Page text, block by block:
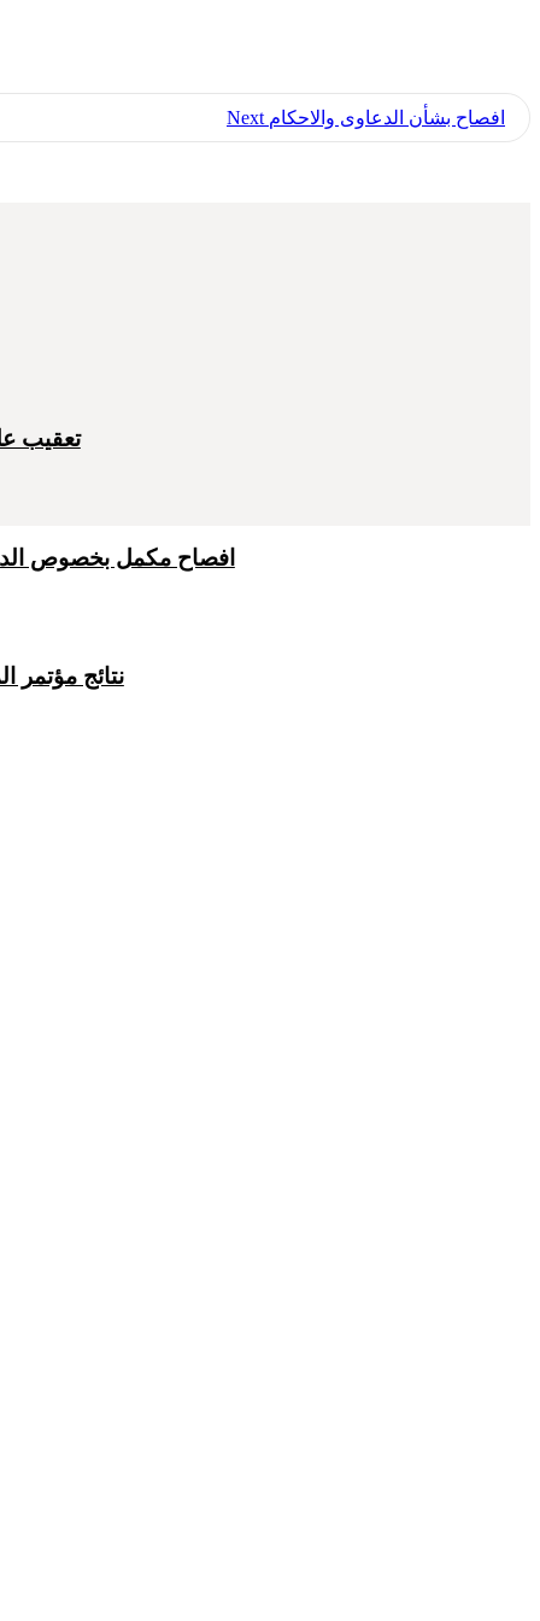
Next افصاح بشأن الدعاوى والاحكام
تعقيب
افصاح مكمل بخصوص
نتائج مؤتمر